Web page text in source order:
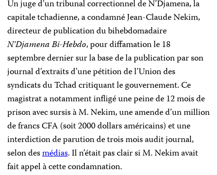
Un juge d’un tribunal correctionnel de N’Djamena, la
capitale tchadienne, a condamné Jean-Claude Nekim,
directeur de publication du bihebdomadaire
N’Djamena Bi-Hebdo, pour diffamation le 18
septembre dernier sur la base de la publication par son
journal d’extraits d’une pétition de l’Union des
syndicats du Tchad critiquant le gouvernement. Ce
magistrat a notamment infligé une peine de 12 mois de
prison avec sursis à M. Nekim, une amende d’un million
de francs CFA (soit 2000 dollars américains) et une
interdiction de parution de trois mois audit journal,
selon desmédias. Il n’était pas clair si M. Nekim avait
fait appel à cette condamnation.